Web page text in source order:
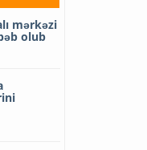
mərkəzi
olub